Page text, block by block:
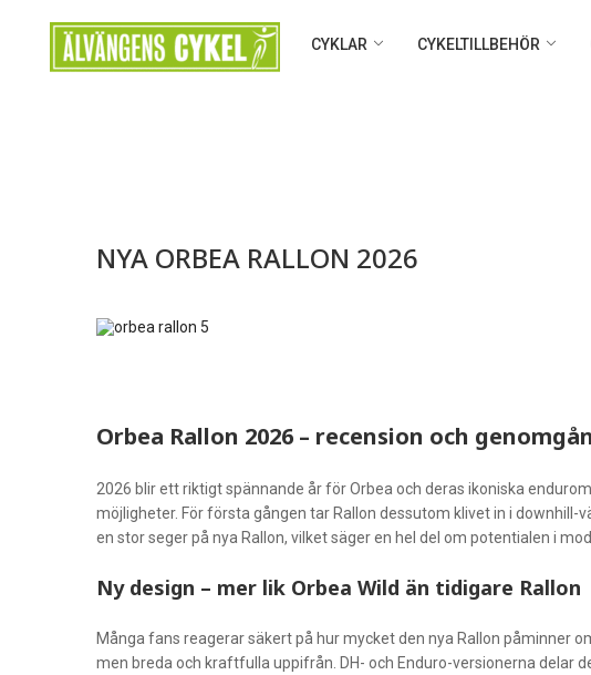
CYKLAR CYKELTILLBEHÖR
NYA ORBEA RALLON 2026
Orbea Rallon 2026 – recension och
2026 blir ett riktigt spännande år för Orbea och deras ikoniska
möjligheter. För första gången tar Rallon dessutom klivet in i downhill-
en stor seger på nya Rallon, vilket säger en hel del om potentialen i
Ny design – mer lik Orbea Wild än tidigare Rallon
Många fans reagerar säkert på hur mycket den nya Rallon påminner
men breda och kraftfulla uppifrån. DH- och Enduro-versionerna delar